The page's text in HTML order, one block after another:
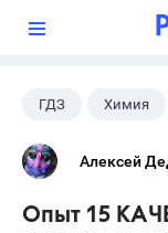
ГДЗ Химия
Суровцева Р.П.
Алексей
Опыт 15